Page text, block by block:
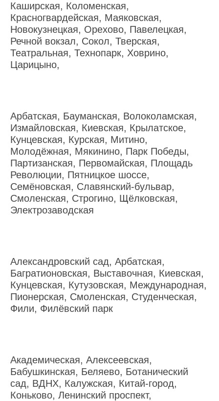
Каширская, Коломенская,
Красногвардейская, Маяковская,
Новокузнецкая, Орехово, Павелецкая,
Речной вокзал, Сокол, Тверская,
Театральная, Технопарк, Ховрино,
Царицыно,
Арбатская, Бауманская, Волоколамская,
Измайловская, Киевская, Крылатское,
Кунцевская, Курская, Митино,
Молодёжная, Мякинино, Парк Победы,
Партизанская, Первомайская, Площадь
Революции, Пятницкое шоссе,
Семёновская, Славянский-бульвар,
Смоленская, Строгино, Щёлковская,
Электрозаводская
Александровский сад, Арбатская,
Багратионовская, Выставочная, Киевская,
Кунцевская, Кутузовская, Международная,
Пионерская, Смоленская, Студенческая,
Фили, Филёвский парк
Академическая, Алексеевская,
Бабушкинская, Беляево, Ботанический
сад, ВДНХ, Калужская, Китай-город,
Коньково, Ленинский проспект,